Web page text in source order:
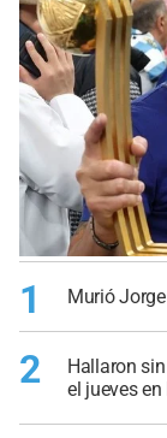
1 Murió
2
Hallaron
el jueves